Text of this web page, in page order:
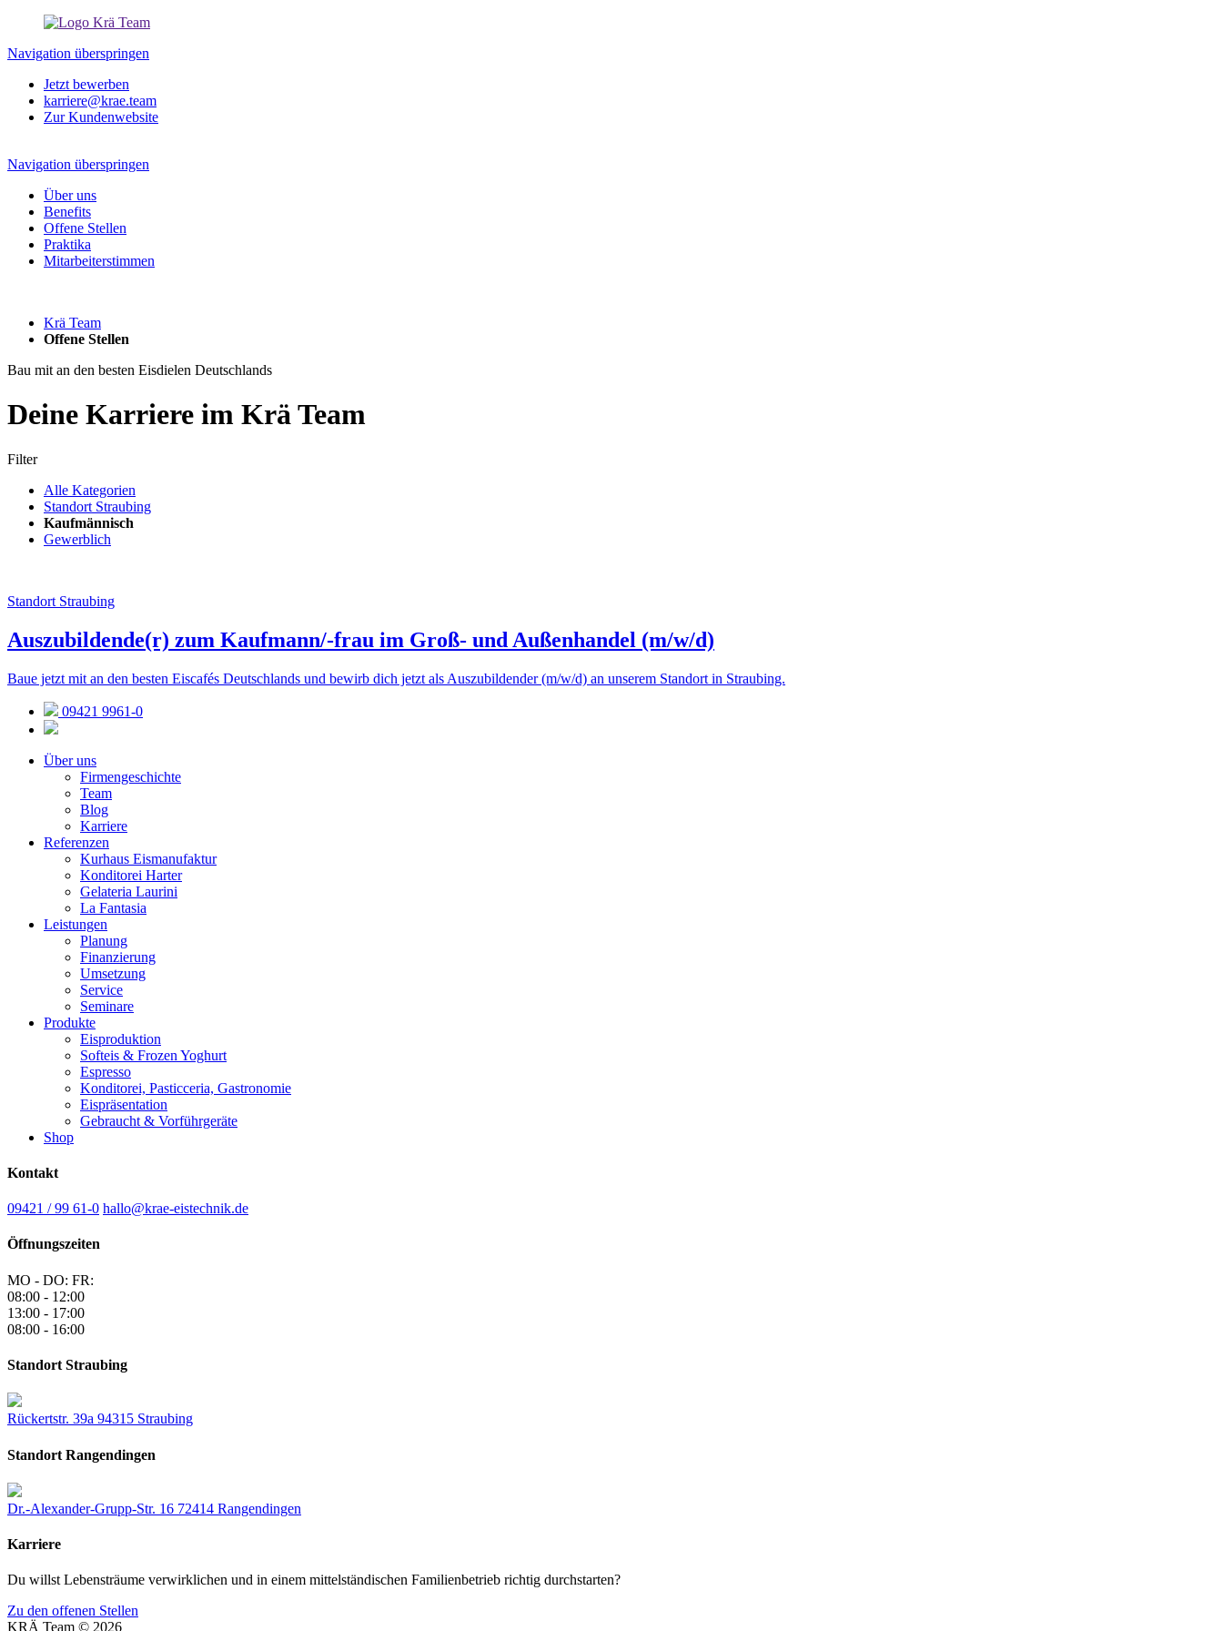
Navigation überspringen
Jetzt bewerben
karriere@krae.team
Zur Kundenwebsite
Navigation überspringen
Über uns
Benefits
Offene Stellen
Praktika
Mitarbeiterstimmen
Krä Team
Offene Stellen
Bau mit an den besten Eisdielen Deutschlands
Deine Karriere im Krä Team
Filter
Alle Kategorien
Standort Straubing
Kaufmännisch
Gewerblich
Standort Straubing
Auszubildende(r) zum Kaufmann/-frau im Groß- und Außenhandel (m/w/d)
Baue jetzt mit an den besten Eiscafés Deutschlands und bewirb dich jetzt als Auszubildender (m/w/d) an unserem Standort in Straubing.
09421 9961-0
Über uns
Firmengeschichte
Team
Blog
Karriere
Referenzen
Kurhaus Eismanufaktur
Konditorei Harter
Gelateria Laurini
La Fantasia
Leistungen
Planung
Finanzierung
Umsetzung
Service
Seminare
Produkte
Eisproduktion
Softeis & Frozen Yoghurt
Espresso
Konditorei, Pasticceria, Gastronomie
Eispräsentation
Gebraucht & Vorführgeräte
Shop
Kontakt
09421 / 99 61-0 hallo@krae-eistechnik.de
Öffnungszeiten
MO - DO: FR:
08:00 - 12:00
13:00 - 17:00
08:00 - 16:00
Standort Straubing
Rückertstr. 39a 94315 Straubing
Standort Rangendingen
Dr.-Alexander-Grupp-Str. 16 72414 Rangendingen
Karriere
Du willst Lebensträume verwirklichen und in einem mittelständischen Familienbetrieb richtig durchstarten?
Zu den offenen Stellen
KRÄ Team © 2026